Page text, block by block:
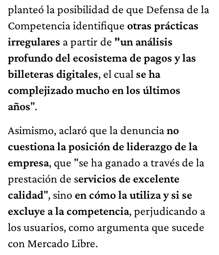
planteó la posibilidad de que Defensa de la
Competencia identifique otras prácticas
irregulares a partir de "un análisis
profundo del ecosistema de pagos y las
billeteras digitales, el cual se ha
complejizado mucho en los últimos
años".
Asimismo, aclaró que la denunciano
cuestiona la posición de liderazgo de la
empresa, que "se ha ganado a través de la
prestación de servicios de excelente
calidad", sino en cómo la utiliza y si se
excluye a la competencia, perjudicando a
los usuarios, como argumenta que sucede
con Mercado Libre.